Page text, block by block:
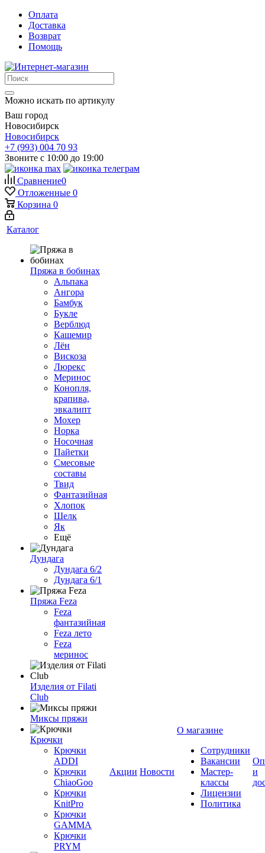
Оплата
Доставка
Возврат
Помощь
Можно искать по артикулу
Ваш город
Новосибирск
Новосибирск
+7 (993) 004 70 93
Звоните с 10:00 до 19:00
Сравнение0
Отложенные 0
Корзина 0
Каталог
Пряжа в бобинах
Альпака
Ангора
Бамбук
Букле
Верблюд
Кашемир
Лён
Вискоза
Люрекс
Меринос
Конопля,
крапива,
эвкалипт
Мохер
Норка
Носочная
Пайетки
Смесовые
составы
Твид
Фантазийная
Хлопок
Шелк
Як
Ещё
Дундага
Дундага 6/2
Дундага 6/1
Пряжа Feza
Feza
фантазийная
Feza лето
Feza
меринос
Изделия от Filati
Club
Миксы пряжи
Крючки
Крючки
ADDI
Крючки
ChiaoGoo
Крючки
KnitPro
Крючки
GAMMA
Крючки
PRYM
Акции Новости
О магазине
Сотрудники
Вакансии
Мастер-
классы
Лицензии
Политика
и